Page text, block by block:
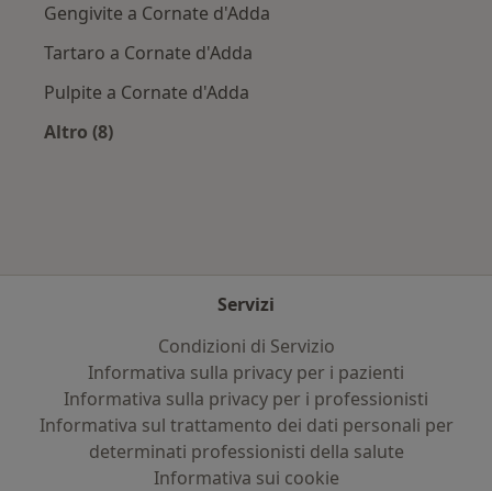
Gengivite a Cornate d'Adda
Tartaro a Cornate d'Adda
Pulpite a Cornate d'Adda
Altro (8)
Servizi
Condizioni di Servizio
Informativa sulla privacy per i pazienti
Informativa sulla privacy per i professionisti
Informativa sul trattamento dei dati personali per
determinati professionisti della salute
Informativa sui cookie